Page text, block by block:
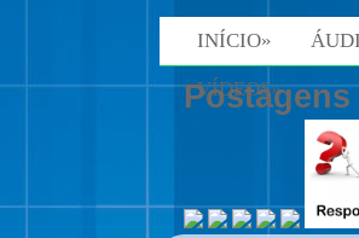
INÍCIO»
VÍDEOS»
Postagens